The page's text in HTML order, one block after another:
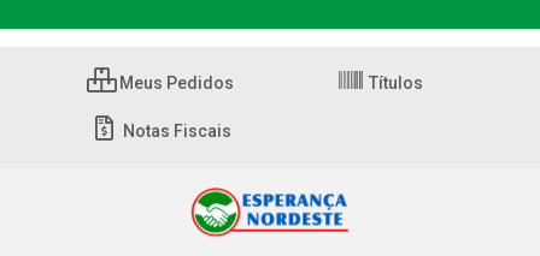
Meus Pedidos Títulos
Notas Fiscais